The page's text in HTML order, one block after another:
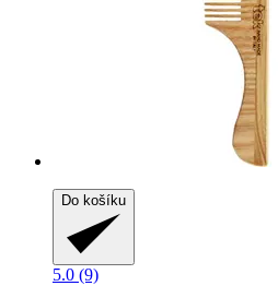
Do košíku
5.0 (9)